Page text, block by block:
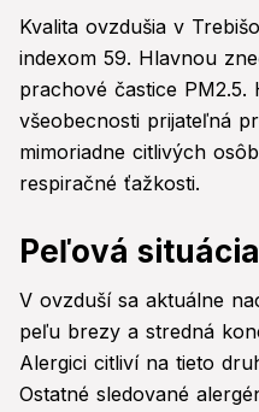
Kvalita ovzdušia v
indexom 59. Hlavnou
prachové častice
všeobecnosti prijateľná
mimoriadne citlivých
respiračné ťažkosti.
Peľová
V ovzduší sa aktuálne
peľu brezy a stredná
Alergici citliví na tieto
Ostatné sledované